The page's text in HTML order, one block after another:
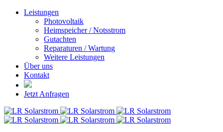
Leistungen
Photovoltaik
Heimspeicher / Notsstrom
Gutachten
Reparaturen / Wartung
Weitere Leistungen
Über uns
Kontakt
Jetzt Anfragen